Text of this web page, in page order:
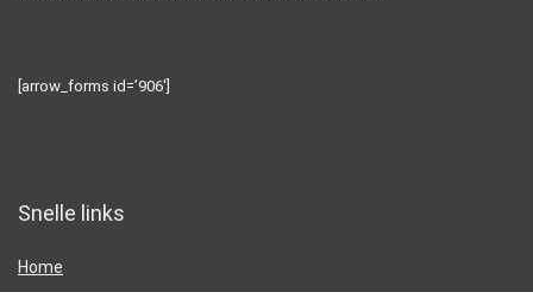
[arrow_forms id=’906′]
Snelle links
Home